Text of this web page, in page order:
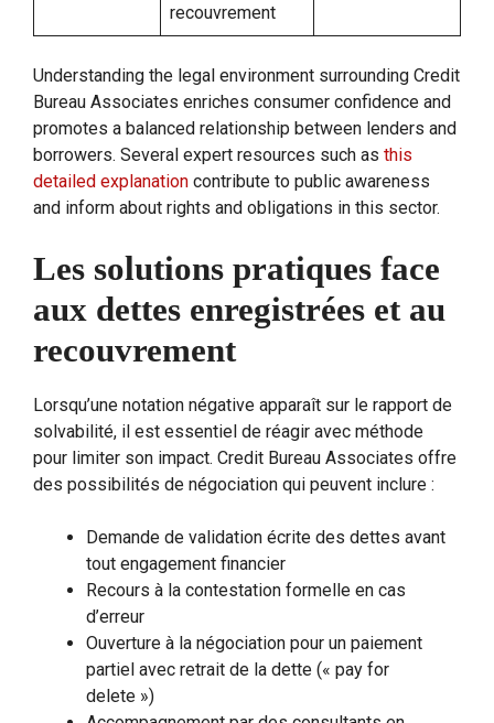
recouvrement
Understanding the legal environment surrounding Credit
Bureau Associates enriches consumer confidence and
promotes a balanced relationship between lenders and
borrowers. Several expert resources such as this
detailed explanation contribute to public awareness
and inform about rights and obligations in this sector.
Les solutions pratiques face
aux dettes enregistrées et au
recouvrement
Lorsqu’une notation négative apparaît sur le rapport de
solvabilité, il est essentiel de réagir avec méthode
pour limiter son impact. Credit Bureau Associates offre
des possibilités de négociation qui peuvent inclure :
Demande de validation écrite des dettes avant
tout engagement financier
Recours à la contestation formelle en cas
d’erreur
Ouverture à la négociation pour un paiement
partiel avec retrait de la dette (« pay for
delete »)